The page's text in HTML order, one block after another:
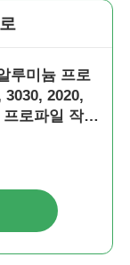
루미늄 프로
3030, 2020,
로파일 작업